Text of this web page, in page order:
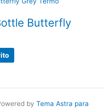
Butterfly
by Tema Astra para